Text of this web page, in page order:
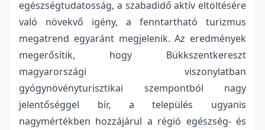
egészségtudatosság, a szabadidő aktív eltöltésére
való növekvő igény, a fenntartható turizmus
megatrend egyaránt megjelenik. Az eredmények
megerősítik, hogy Bükkszentkereszt
magyarországi viszonylatban
gyógynövényturisztikai szempontból nagy
jelentőséggel bír, a település ugyanis
nagymértékben hozzájárul a régió egészség- és